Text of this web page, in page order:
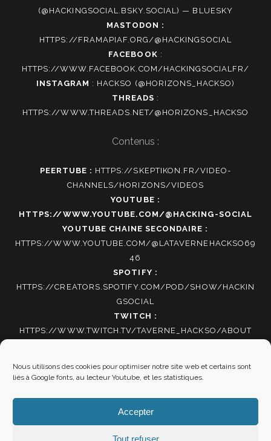
Nous utilisons des cookies pour optimiser notre site web et certains sont
liés à Google fonts, au lecteur Youtube, et les statistiques.
Accepter
Tout refuser
(@HACKINGSOCIAL.BSKY.SOCIAL) — BLUESKY
MASTODON :
HTTPS://FRAMAPIAF.ORG/@HACKINGSOCIAL
FACEBOOK :
HTTPS://WWW.FACEBOOK.COM/HACKINGSOCIALFR/
INSTAGRAM : HACKSO (@HORIZONS_HACKSO)
THREADS :
HTTPS://WWW.THREADS.NET/@HORIZONS_HACKSO
Contenus :
PEERTUBE : HTTPS://SKEPTIKON.FR/VIDEO-
CHANNELS/HORIZONS/VIDEOS
YOUTUBE :
HTTPS://WWW.YOUTUBE.COM/@HACKING-SOCIAL
YOUTUBE CHAINE SECONDAIRE :
HTTPS://WWW.YOUTUBE.COM/@LATAVERNEHACKSO69
46
SPOTIFY :
HTTPS://CREATORS.SPOTIFY.COM/POD/SHOW/HACKIN
GSOCIAL
TWITCH :
HTTPS://WWW.TWITCH.TV/TAVERNE_HACKSO/ABOUT
Mentions Légales|Politique de cookies